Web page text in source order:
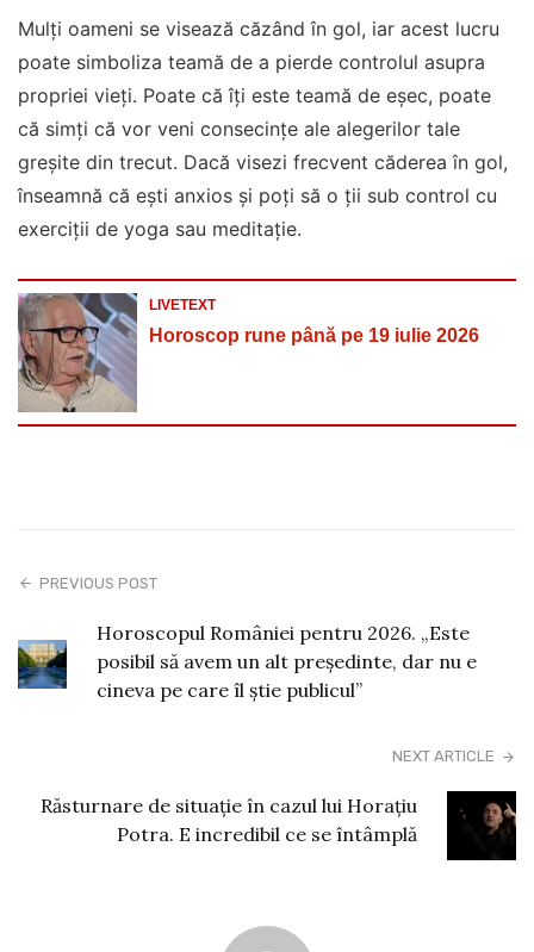
Mulți oameni se visează căzând în gol, iar acest lucru
poate simboliza teamă de a pierde controlul asupra
propriei vieți. Poate că îți este teamă de eșec, poate
că simți că vor veni consecințe ale alegerilor tale
greșite din trecut. Dacă visezi frecvent căderea în gol,
înseamnă că ești anxios și poți să o ții sub control cu
exerciții de yoga sau meditație.
LIVETEXT
Horoscop rune până pe 19 iulie 2026
PREVIOUS POST
Horoscopul României pentru 2026. „Este
posibil să avem un alt președinte, dar nu e
cineva pe care îl știe publicul”
NEXT ARTICLE
Răsturnare de situație în cazul lui Horațiu
Potra. E incredibil ce se întâmplă